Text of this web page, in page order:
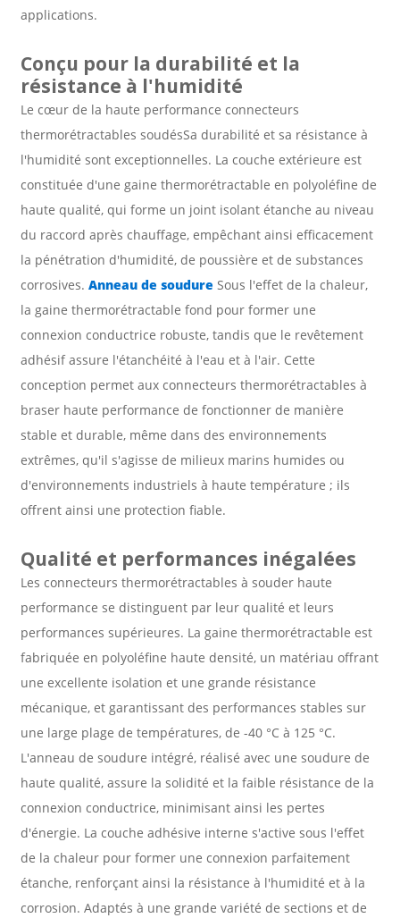
applications.
Conçu pour la durabilité et la
résistance à l'humidité
Le cœur de la haute performance connecteurs
thermorétractables soudésSa durabilité et sa résistance à
l'humidité sont exceptionnelles. La couche extérieure est
constituée d'une gaine thermorétractable en polyoléfine de
haute qualité, qui forme un joint isolant étanche au niveau
du raccord après chauffage, empêchant ainsi efficacement
la pénétration d'humidité, de poussière et de substances
corrosives. Anneau de soudure Sous l'effet de la chaleur,
la gaine thermorétractable fond pour former une
connexion conductrice robuste, tandis que le revêtement
adhésif assure l'étanchéité à l'eau et à l'air. Cette
conception permet aux connecteurs thermorétractables à
braser haute performance de fonctionner de manière
stable et durable, même dans des environnements
extrêmes, qu'il s'agisse de milieux marins humides ou
d'environnements industriels à haute température ; ils
offrent ainsi une protection fiable.
Qualité et performances inégalées
Les connecteurs thermorétractables à souder haute
performance se distinguent par leur qualité et leurs
performances supérieures. La gaine thermorétractable est
fabriquée en polyoléfine haute densité, un matériau offrant
une excellente isolation et une grande résistance
mécanique, et garantissant des performances stables sur
une large plage de températures, de -40 °C à 125 °C.
L'anneau de soudure intégré, réalisé avec une soudure de
haute qualité, assure la solidité et la faible résistance de la
connexion conductrice, minimisant ainsi les pertes
d'énergie. La couche adhésive interne s'active sous l'effet
de la chaleur pour former une connexion parfaitement
étanche, renforçant ainsi la résistance à l'humidité et à la
corrosion. Adaptés à une grande variété de sections et de